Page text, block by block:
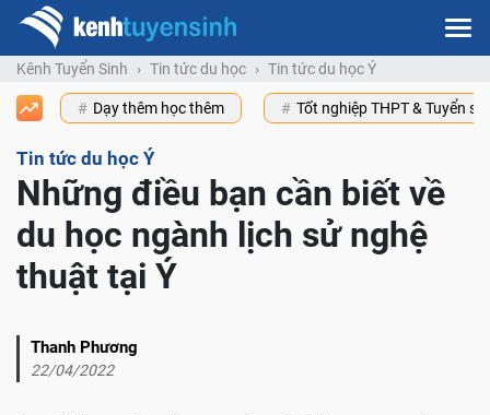
Kênh Tuyển Sinh Tin tức du học Tin tức du học Ý
Dạy thêm học thêm Tốt nghiệp THPT & Tuyển
Tin tức du học Ý
Những điều bạn cần biết về
du học ngành lịch sử nghệ
thuật tại Ý
Thanh Phương
22/04/2022